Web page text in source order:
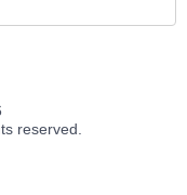
reserved.